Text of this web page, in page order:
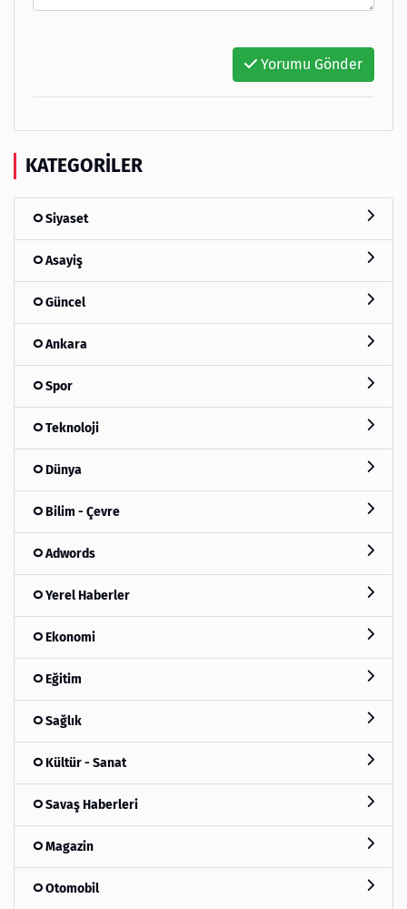
Yorumu Gönder
KATEGORILER
Siyaset
Asayiş
Güncel
Ankara
Spor
Teknoloji
Dünya
Bilim - Çevre
Adwords
Yerel Haberler
Ekonomi
Eğitim
Sağlık
Kültür - Sanat
Savaş Haberleri
Magazin
Otomobil